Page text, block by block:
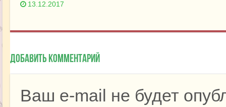
13.12.2017
Добавить комментарий
Ваш e-mail не будет